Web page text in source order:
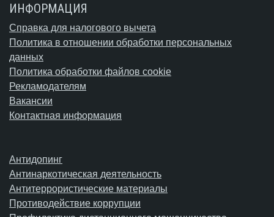
ИНФОРМАЦИЯ
Справка для налогового вычета
Политика в отношении обработки персональных
данных
Политика обработки файлов cookie
Рекламодателям
Вакансии
Контактная информация
Антидопинг
Антинаркотическая деятельность
Антитеррористические материалы
Противодействие коррупции